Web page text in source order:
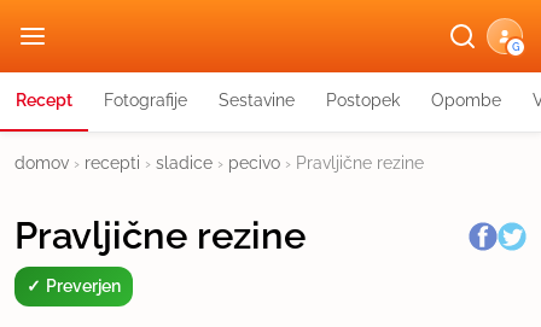
G
Recept Fotografije Sestavine Postopek Opombe
domov › recepti › sladice › pecivo › Pravljične rezine
Pravljične rezine
Preverjen